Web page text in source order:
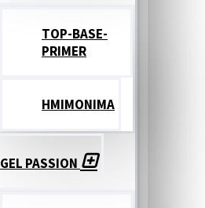
TOP-BASE-
PRIMER
ΗΜΙΜΟΝΙΜΑ
GEL PASSION